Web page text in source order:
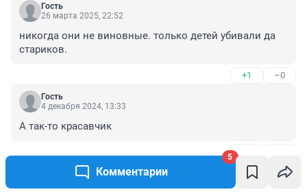
Комментарии
5
Гость
26 марта 2025, 22:52
никогда они не виновные. только детей убивали да
стариков.
+1 –0
Гость
4 декабря 2024, 13:33
А так-то красавчик